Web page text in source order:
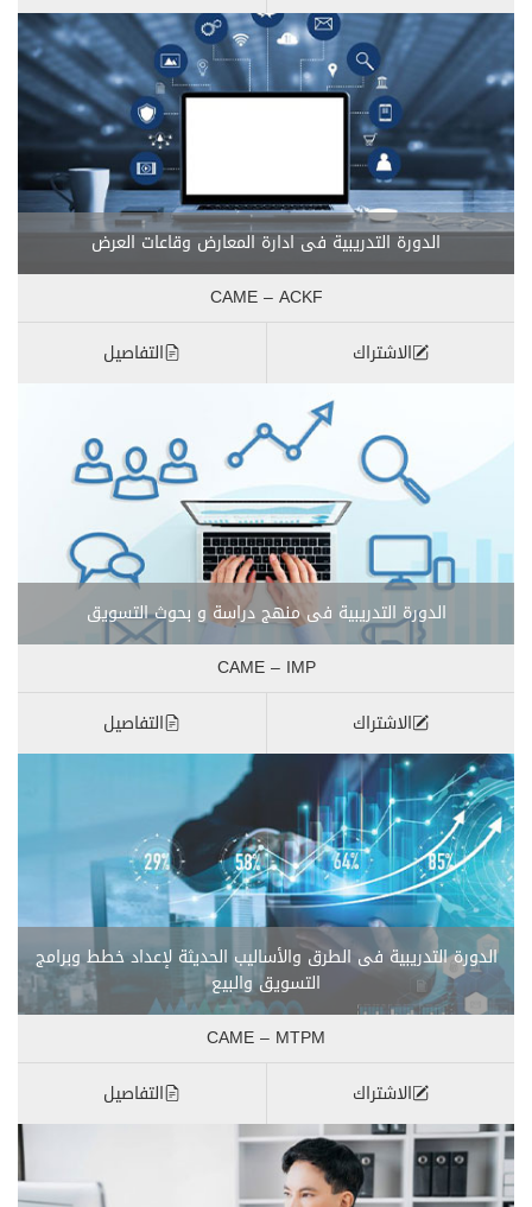
الدورة التدريبية فى ادارة المعارض وقاعات العرض
CAME – ACKF
الاشتراك
التفاصيل
الدورة التدريبية فى منهج دراسة و بحوث التسويق
CAME – IMP
الاشتراك
التفاصيل
الدورة التدريبية فى الطرق والأساليب الحديثة لإعداد خطط وبرامج
التسويق والبيع
CAME – MTPM
الاشتراك
التفاصيل